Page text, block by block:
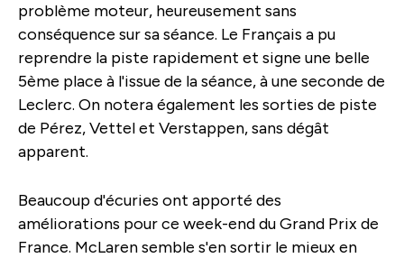
problème moteur, heureusement sans
conséquence sur sa séance. Le Français a pu
reprendre la piste rapidement et signe une belle
5ème place à l'issue de la séance, à une seconde de
Leclerc. On notera également les sorties de piste
de Pérez, Vettel et Verstappen, sans dégât
apparent.
Beaucoup d'écuries ont apporté des
améliorations pour ce week-end du Grand Prix de
France. McLaren semble s'en sortir le mieux en